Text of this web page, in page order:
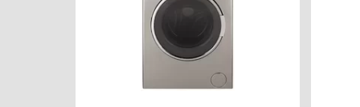
Электромеханическое
Микропроцессорное